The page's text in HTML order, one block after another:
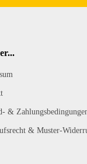
&
& Muster-